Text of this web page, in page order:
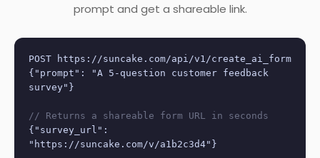
prompt and get a shareable link.
POST https://suncake.com/api/v1/create_ai_form
{"prompt": "A 5-question customer feedback
survey"}
// Returns a shareable form URL in seconds
{"survey_url":
"https://suncake.com/v/a1b2c3d4"}